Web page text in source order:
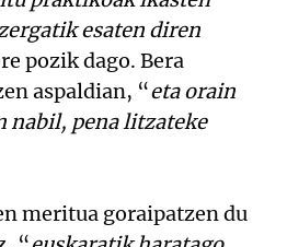
esaten diren
pozik dago. Bera
aspaldian, “eta orain
nabil, pena litzateke
meritua goraipatzen du